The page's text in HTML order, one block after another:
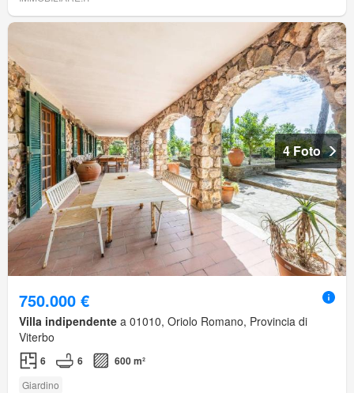
4 Foto
750.000 €
Villa indipendente a 01010, Oriolo Romano, Provincia di
Viterbo
6 6 600 m²
Giardino